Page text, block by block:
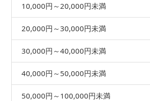
10,000円～20,000円未満
20,000円～30,000円未満
30,000円～40,000円未満
40,000円～50,000円未満
50,000円～100,000円未満